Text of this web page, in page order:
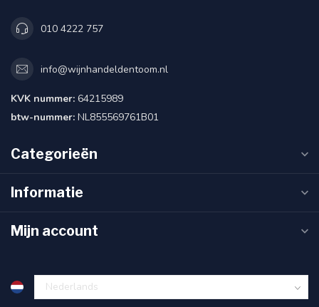
010 4222 757
info@wijnhandeldentoom.nl
KVK nummer: 64215989
btw-nummer: NL855569761B01
Categorieën
Informatie
Mijn account